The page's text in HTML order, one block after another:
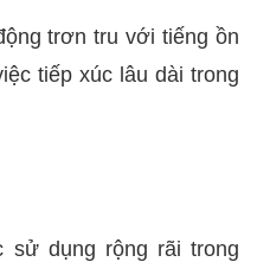
trơn tru với tiếng ồn
tiếp xúc lâu dài trong
sử dụng rộng rãi trong